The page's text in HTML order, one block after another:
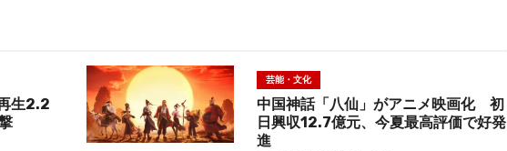
生2.2
芸能・文化
中国神話「八仙」がアニメ映画化 初
日興収12.7億元、今夏最高評価で好発
進